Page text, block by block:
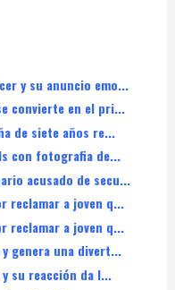
y su anuncio emo...
convierte en el pri...
de siete años re...
con fotografia de...
acusado de secu...
reclamar a joven q...
reclamar a joven q...
y genera una divert...
su reacción da l...